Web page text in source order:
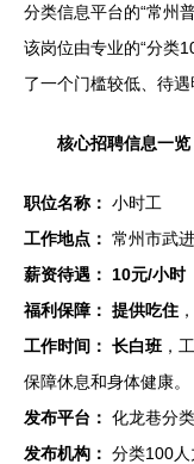
分类信息平台的“常州
该岗位由专业的“分类
了一个门槛较低、待遇
核心招聘信息一览
职位名称： 小时工
工作地点： 常州市武
薪资待遇：
10元/小时
福利保障： 提供吃住
工作时间： 长白班 ，
保障休息和身体健康。
发布平台： 化龙巷分
发布机构： 分类100